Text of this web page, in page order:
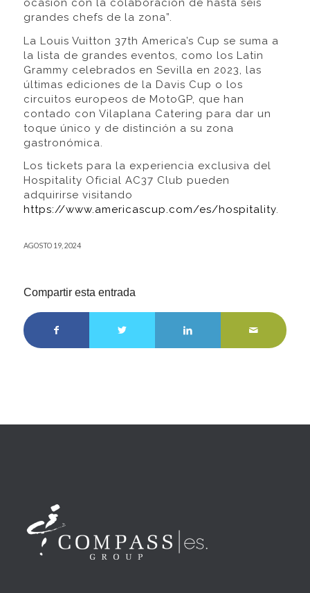
ocasión con la colaboración de hasta seis
grandes chefs de la zona”.
La Louis Vuitton 37th America’s Cup se suma a
la lista de grandes eventos, como los Latin
Grammy celebrados en Sevilla en 2023, las
últimas ediciones de la Davis Cup o los
circuitos europeos de MotoGP, que han
contado con Vilaplana Catering para dar un
toque único y de distinción a su zona
gastronómica.
Los tickets para la experiencia exclusiva del
Hospitality Oficial AC37 Club pueden
adquirirse visitando
https://www.americascup.com/es/hospitality.
AGOSTO 19, 2024
Compartir esta entrada